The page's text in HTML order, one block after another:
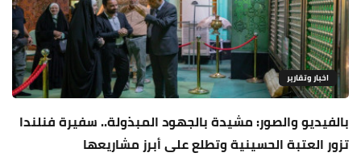
اخبار وتقارير
بالفيديو والصور: مشيدة بالجهود المبذولة.. سفيرة فنلندا
تزور العتبة الحسينية وتطلع على أبرز مشاريعها